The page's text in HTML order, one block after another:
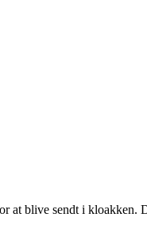
at blive sendt i